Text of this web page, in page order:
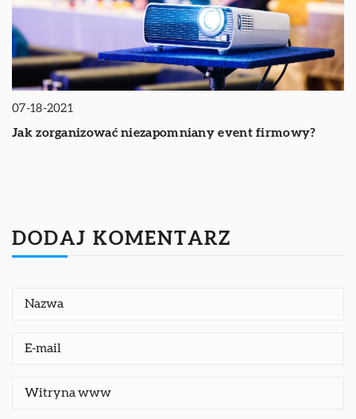
07-18-2021
Jak zorganizować niezapomniany event firmowy?
DODAJ KOMENTARZ